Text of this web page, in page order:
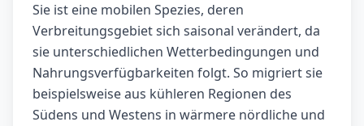
Sie ist eine mobilen Spezies, deren
Verbreitungsgebiet sich saisonal verändert, da
sie unterschiedlichen Wetterbedingungen und
Nahrungsverfügbarkeiten folgt. So migriert sie
beispielsweise aus kühleren Regionen des
Südens und Westens in wärmere nördliche und